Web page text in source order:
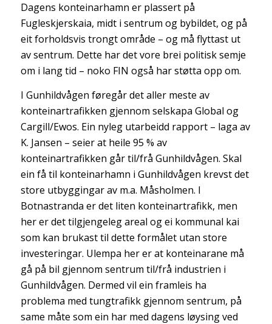
Dagens konteinarhamn er plassert på
Fugleskjerskaia, midt i sentrum og bybildet, og på
eit forholdsvis trongt område – og må flyttast ut
av sentrum. Dette har det vore brei politisk semje
om i lang tid – noko FIN også har støtta opp om.
I Gunhildvågen føregår det aller meste av
konteinartrafikken gjennom selskapa Global og
Cargill/Ewos. Ein nyleg utarbeidd rapport – laga av
K. Jansen – seier at heile 95 % av
konteinartrafikken går til/frå Gunhildvågen. Skal
ein få til konteinarhamn i Gunhildvågen krevst det
store utbyggingar av m.a. Måsholmen. I
Botnastranda er det liten konteinartrafikk, men
her er det tilgjengeleg areal og ei kommunal kai
som kan brukast til dette formålet utan store
investeringar. Ulempa her er at konteinarane må
gå på bil gjennom sentrum til/frå industrien i
Gunhildvågen. Dermed vil ein framleis ha
problema med tungtrafikk gjennom sentrum, på
same måte som ein har med dagens løysing ved